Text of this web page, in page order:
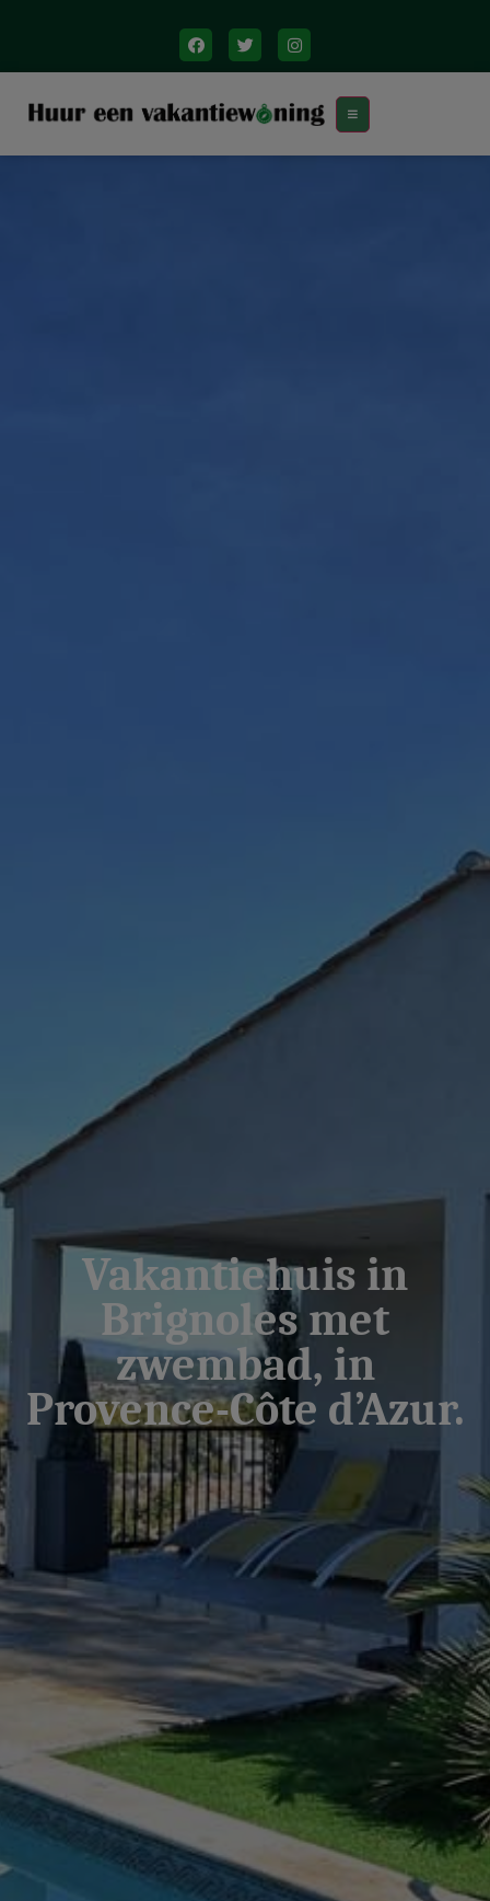
Vakantiehuis in
Brignoles met
zwembad, in
Provence-Côte d’Azur.